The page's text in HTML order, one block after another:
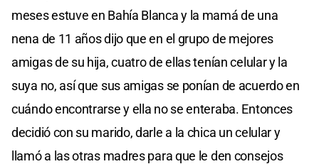
meses estuve en Bahía Blanca y la mamá de una
nena de 11 años dijo que en el grupo de mejores
amigas de su hija, cuatro de ellas tenían celular y la
suya no, así que sus amigas se ponían de acuerdo en
cuándo encontrarse y ella no se enteraba. Entonces
decidió con su marido, darle a la chica un celular y
llamó a las otras madres para que le den consejos